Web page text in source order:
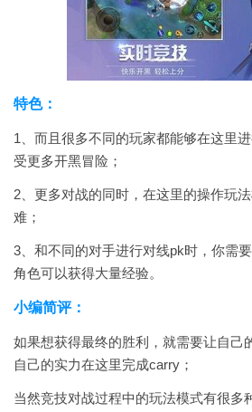
特色：
1、而且很多不同的玩家都能够在这里
受更多开黑冒险；
2、更多对战的同时，在这里的操作玩
难；
3、和不同的对手进行对线pk时，你需
角色可以获得大量经验。
小编简评：
如果想获得最终的胜利，就需要让自己
自己的实力在这里完成carry；
当然竞技对战过程中的玩法模式有很多